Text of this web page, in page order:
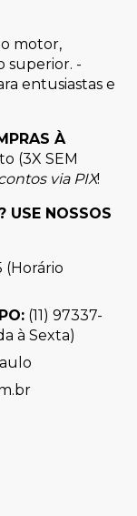
motor,
superior. -
entusiastas e
À
(3X SEM
via PIX!
USE NOSSOS
(Horário
(11) 97337-
à Sexta)